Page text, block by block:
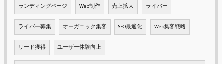
ランディングページ Web制作 売上拡大 ライバー
ライバー募集 オーガニック集客 SEO最適化 Web集客戦略
リード獲得 ユーザー体験向上